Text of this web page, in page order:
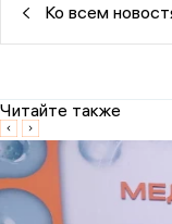
Ко всем
Читайте также